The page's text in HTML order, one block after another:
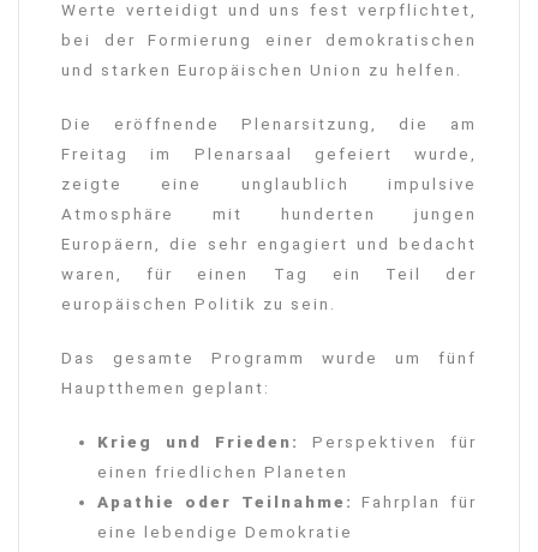
Werte verteidigt und uns fest verpflichtet,
bei der Formierung einer demokratischen
und starken Europäischen Union zu helfen.
Die eröffnende Plenarsitzung, die am
Freitag im Plenarsaal gefeiert wurde,
zeigte eine unglaublich impulsive
Atmosphäre mit hunderten jungen
Europäern, die sehr engagiert und bedacht
waren, für einen Tag ein Teil der
europäischen Politik zu sein.
Das gesamte Programm wurde um fünf
Hauptthemen geplant:
Krieg und Frieden:
Perspektiven für
einen friedlichen Planeten
Apathie oder Teilnahme:
Fahrplan für
eine lebendige Demokratie